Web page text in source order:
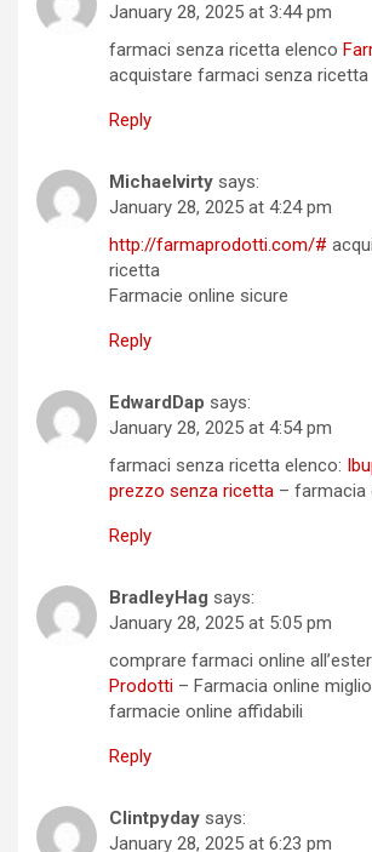
January 28, 2025 at 3:44 pm
farmaci senza ricetta elenco
acquistare farmaci senza ricetta
Reply
Michaelvirty says:
January 28, 2025 at 4:24 pm
http://farmaprodotti.com/#
ricetta
Farmacie online sicure
Reply
EdwardDap says:
January 28, 2025 at 4:54 pm
farmaci senza ricetta elenco:
prezzo senza ricetta – farmacia
Reply
BradleyHag says:
January 28, 2025 at 5:05 pm
comprare farmaci online
Prodotti – Farmacia online
farmacie online affidabili
Reply
Clintpyday says:
January 28, 2025 at 6:23 pm